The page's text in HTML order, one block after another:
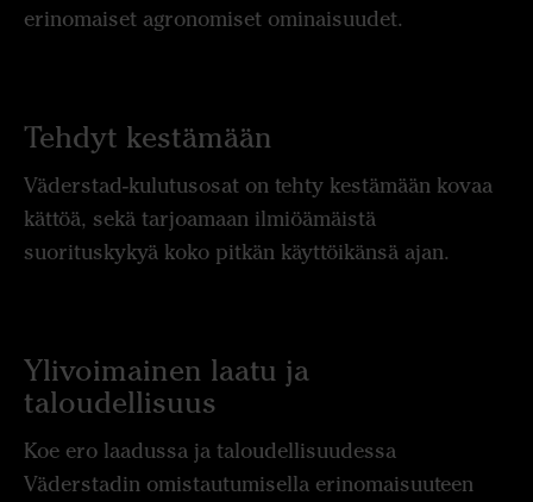
erinomaiset agronomiset ominaisuudet.
Tehdyt kestämään
Väderstad-kulutusosat on tehty kestämään kovaa
kättöä, sekä tarjoamaan ilmiöämäistä
suorituskykyä koko pitkän käyttöikänsä ajan.
Ylivoimainen laatu ja
taloudellisuus
Koe ero laadussa ja taloudellisuudessa
Väderstadin omistautumisella erinomaisuuteen